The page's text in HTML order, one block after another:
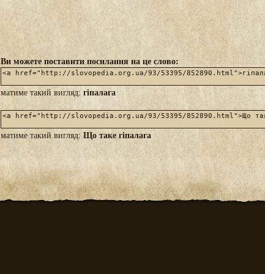
Ви можете поставити посилання на це слово:
матиме такий вигляд: гіпалага
матиме такий вигляд:Що таке гіпалага